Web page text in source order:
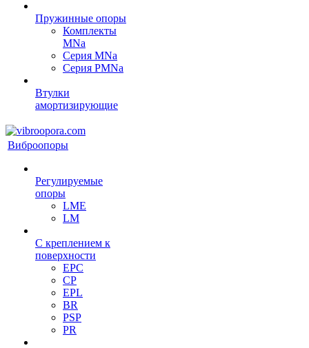
Пружинные опоры
Комплекты
MNa
Серия MNa
Серия PMNa
Втулки
амортизирующие
Виброопоры
Регулируемые
опоры
LME
LM
С креплением к
поверхности
EPC
CP
EPL
BR
PSP
PR